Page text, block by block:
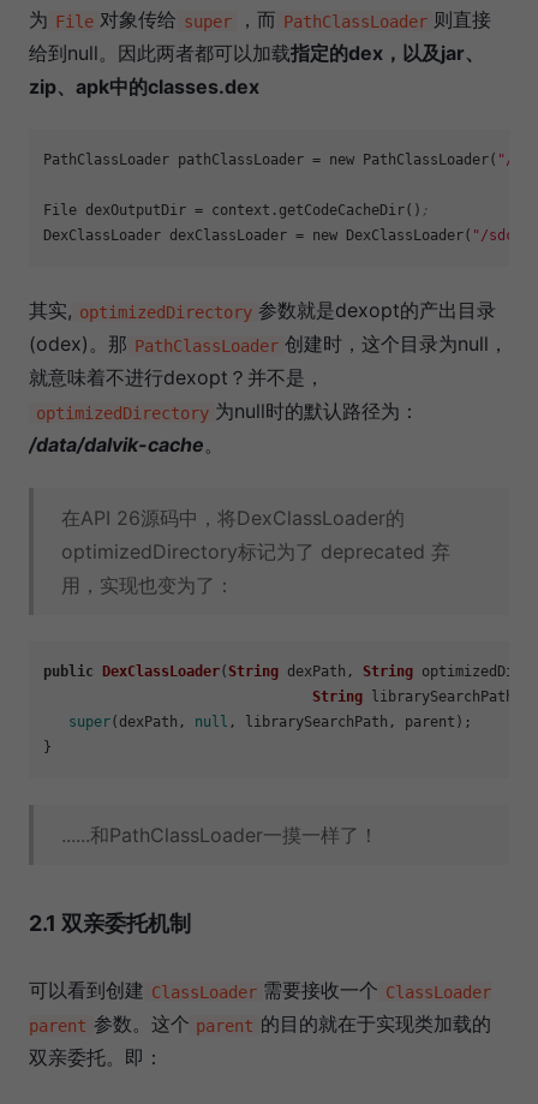
为 File 对象传给 super ，而 PathClassLoader 则直接
给到null。因此两者都可以加载指定的dex，以及jar、
zip、apk中的classes.dex
PathClassLoader pathClassLoader = new PathClassLoader( "/
File dexOutputDir = context.getCodeCacheDir() ;
DexClassLoader dexClassLoader = new DexClassLoader( "/
其实, optimizedDirectory 参数就是dexopt的产出目录
(odex)。那 PathClassLoader 创建时，这个目录为null，
就意味着不进行dexopt？并不是，
optimizedDirectory 为null时的默认路径为：
/data/dalvik-cache。
在API 26源码中，将DexClassLoader的
optimizedDirectory标记为了 deprecated 弃
用，实现也变为了：
public DexClassLoader( String dexPath, String
String librarySearchPath,
super(dexPath, null , librarySearchPath, parent);
......和PathClassLoader一摸一样了！
2.1 双亲委托机制
可以看到创建 ClassLoader 需要接收一个 ClassLoader
parent 参数。这个 parent 的目的就在于实现类加载的
双亲委托。即：